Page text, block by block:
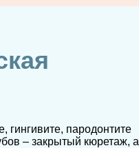
гингивите, пародонтите
– закрытый кюретаж, а